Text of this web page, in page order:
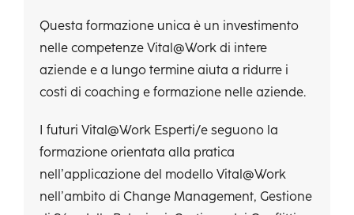
Questa formazione unica è un investimento
nelle competenze Vital@Work di intere
aziende e a lungo termine aiuta a ridurre i
costi di coaching e formazione nelle aziende.
I futuri Vital@Work Esperti/e seguono la
formazione orientata alla pratica
nell’applicazione del modello Vital@Work
nell’ambito di Change Management, Gestione